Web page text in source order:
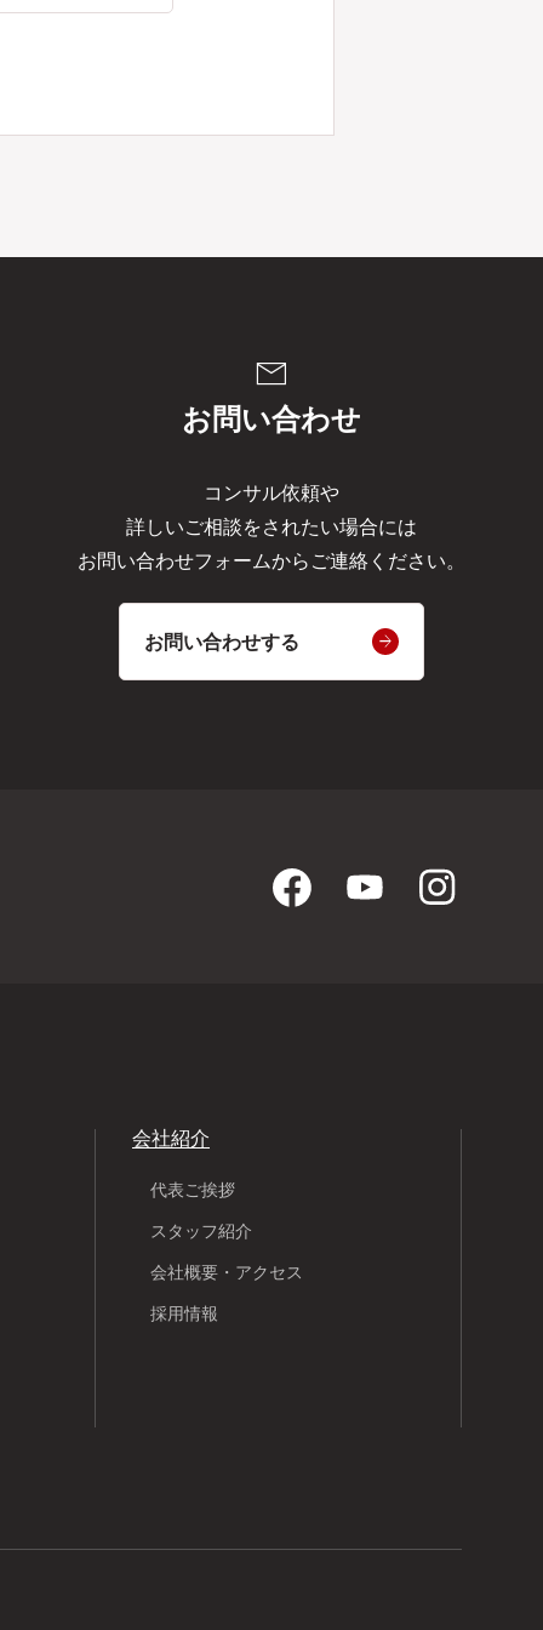
mail
お問い合わせ
コンサル依頼や
詳しいご相談をされたい場合には
お問い合わせフォームからご連絡ください。
お問い合わせする
会社紹介
代表ご挨拶
スタッフ紹介
会社概要・アクセス
採用情報